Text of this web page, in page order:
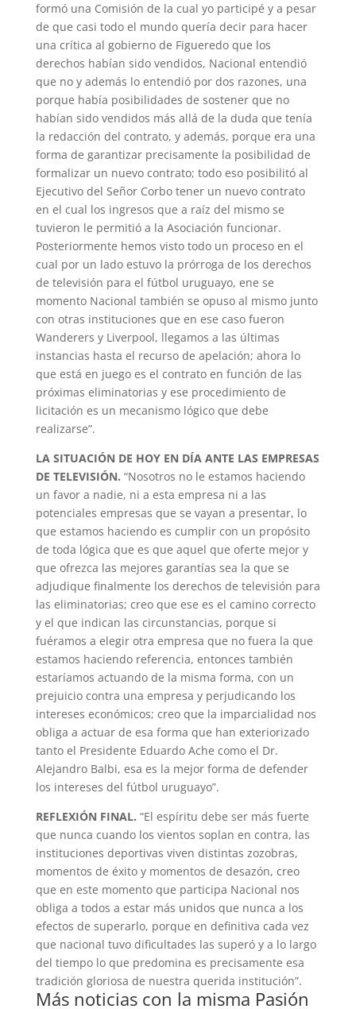
formó una Comisión de la cual yo participé y a pesar
de que casi todo el mundo quería decir para hacer
una crítica al gobierno de Figueredo que los
derechos habían sido vendidos, Nacional entendió
que no y además lo entendió por dos razones, una
porque había posibilidades de sostener que no
habían sido vendidos más allá de la duda que tenía
la redacción del contrato, y además, porque era una
forma de garantizar precisamente la posibilidad de
formalizar un nuevo contrato; todo eso posibilitó al
Ejecutivo del Señor Corbo tener un nuevo contrato
en el cual los ingresos que a raíz del mismo se
tuvieron le permitió a la Asociación funcionar.
Posteriormente hemos visto todo un proceso en el
cual por un lado estuvo la prórroga de los derechos
de televisión para el fútbol uruguayo, ene se
momento Nacional también se opuso al mismo junto
con otras instituciones que en ese caso fueron
Wanderers y Liverpool, llegamos a las últimas
instancias hasta el recurso de apelación; ahora lo
que está en juego es el contrato en función de las
próximas eliminatorias y ese procedimiento de
licitación es un mecanismo lógico que debe
realizarse”.
LA SITUACIÓN DE HOY EN DÍA ANTE LAS EMPRESAS
DE TELEVISIÓN. “Nosotros no le estamos haciendo
un favor a nadie, ni a esta empresa ni a las
potenciales empresas que se vayan a presentar, lo
que estamos haciendo es cumplir con un propósito
de toda lógica que es que aquel que oferte mejor y
que ofrezca las mejores garantías sea la que se
adjudique finalmente los derechos de televisión para
las eliminatorias; creo que ese es el camino correcto
y el que indican las circunstancias, porque si
fuéramos a elegir otra empresa que no fuera la que
estamos haciendo referencia, entonces también
estaríamos actuando de la misma forma, con un
prejuicio contra una empresa y perjudicando los
intereses económicos; creo que la imparcialidad nos
obliga a actuar de esa forma que han exteriorizado
tanto el Presidente Eduardo Ache como el Dr.
Alejandro Balbi, esa es la mejor forma de defender
los intereses del fútbol uruguayo”.
REFLEXIÓN FINAL. “El espíritu debe ser más fuerte
que nunca cuando los vientos soplan en contra, las
instituciones deportivas viven distintas zozobras,
momentos de éxito y momentos de desazón, creo
que en este momento que participa Nacional nos
obliga a todos a estar más unidos que nunca a los
efectos de superarlo, porque en definitiva cada vez
que nacional tuvo dificultades las superó y a lo largo
del tiempo lo que predomina es precisamente esa
tradición gloriosa de nuestra querida institución”.
Más noticias con la misma Pasión